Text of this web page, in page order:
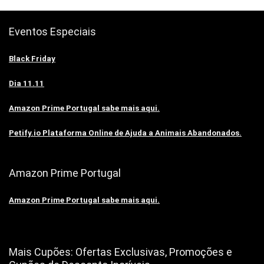
Eventos Especiais
Black Friday
Dia 11.11
Amazon Prime Portugal sabe mais aqui.
Petify.io Plataforma Online de Ajuda a Animais Abandonados.
Amazon Prime Portugal
Amazon Prime Portugal sabe mais aqui.
Mais Cupões: Ofertas Exclusivas, Promoções e